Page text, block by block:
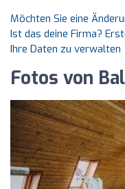
Möchten Sie eine
Ist das deine Firma?
Ihre Daten zu verwalten
Fotos von